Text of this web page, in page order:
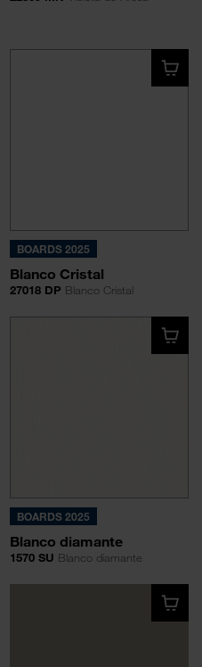
BOARDS 2025
Blanco Cristal
27018 DP Blanco Cristal
BOARDS 2025
Blanco diamante
1570 SU Blanco diamante